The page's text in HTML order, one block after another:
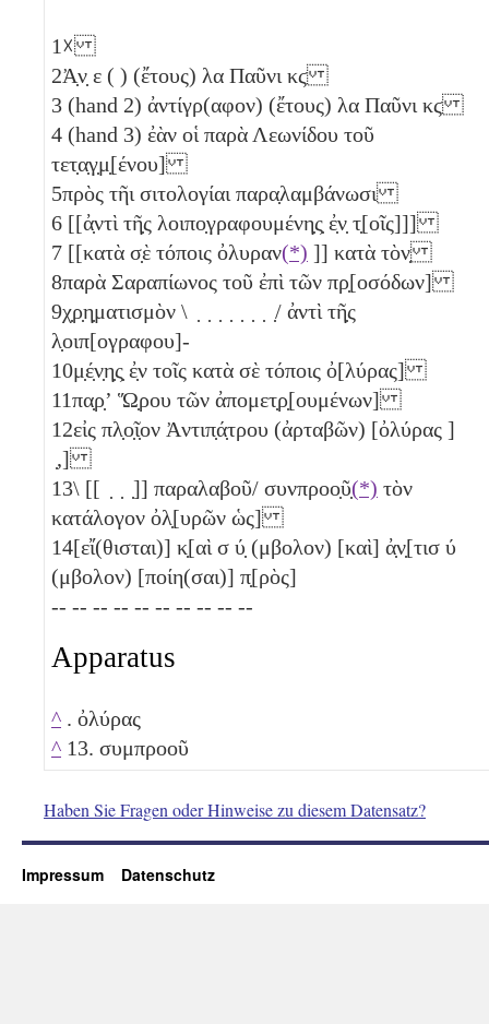
1☓
2Ἀ̣ν̣ ε ( ) (ἔτους) λα Παῦνι κϛ
3 (hand 2) ἀντίγρ(αφον) (ἔτους) λα Παῦνι κϛ
4 (hand 3) ἐὰν οἱ παρὰ Λεωνίδου τοῦ
τετ̣α̣γ̣μ̣[ένου]
5πρὸς τῆι σιτολογίαι παρα̣λαμβάνωσι
6 [[ἀ̣ντὶ τῆ̣ς λοιπο̣γραφουμένη̣ς̣ ἐ̣ν̣ τ̣[οῖς]]]
7 [[κατὰ σ̣ὲ τόποις ὀλυραν(*) ]] κατὰ τὸν̣
8παρὰ Σαραπίωνος τοῦ ἐπὶ τῶν πρ̣[οσόδων]
9χ̣ρ̣η̣ματισμὸν \ ̣ ̣ ̣ ̣ ̣ ̣ ̣ ̣/ ἀντὶ τῆ̣ς
λ̣οιπ[ογραφου]-
10μ̣έ̣ν̣η̣ς̣ ἐ̣ν τοῖς κατὰ σὲ τόποις ὀ[λύρας]
11πα̣ρ̣ʼ Ὥ̣ρου τῶν ἀπομετ̣ρ̣[ουμένων]
12εἰς πλ̣ο̣ῖ̣ον Ἀντιπ̣ά̣τρου (ἀρταβῶν) [ὀλύρας ]
̣,]
13\ [[ ̣ ̣ ̣]] παραλαβοῦ/ συνπροο̣ῦ̣(*) τὸν
κατάλογον ὀλ̣[υρῶν ὡς]
14[εἴ(θισται)] κ̣[αὶ σ ύ̣ (μβολον) [καὶ] ἀ̣ν̣[τισ ύ
(μβολον) [ποίη(σαι)] π̣[ρὸς]
-- -- -- -- -- -- -- -- -- --
Apparatus
^ . ὀλύρας
^ 13. συμπροοῦ
Haben Sie Fragen oder Hinweise zu diesem Datensatz?
Impressum Datenschutz